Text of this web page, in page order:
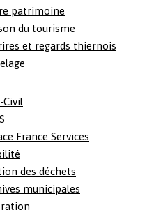
patrimoine
du tourisme
et regards thiernois
Civil
France Services
des déchets
municipales